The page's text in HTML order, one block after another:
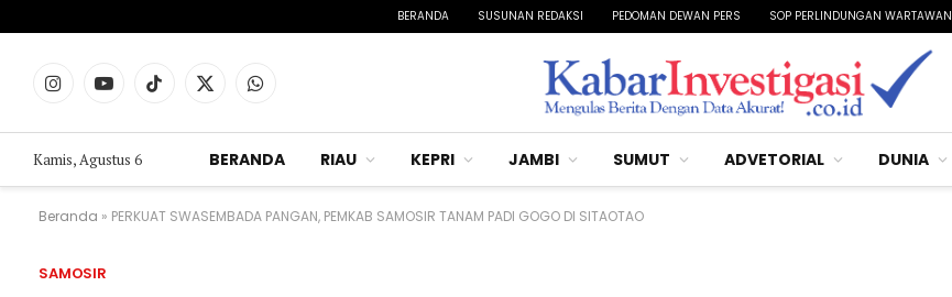
BERANDA SUSUNAN REDAKSI PEDOMAN DEWAN PERS SOP PERLINDUNGAN WARTAWAN
InstagramYouTubeTikTokX
WhatsApp
Kamis, Agustus 6 BERANDA RIAU KEPRI JAMBI SUMUT ADVETORIAL DUNIA
Beranda » PERKUAT SWASEMBADA PANGAN, PEMKAB SAMOSIR TANAM PADI GOGO DI SITAOTAO
SAMOSIR